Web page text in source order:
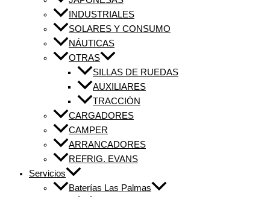
INDUSTRIALES
SOLARES Y CONSUMO
NÁUTICAS
OTRAS
SILLAS DE RUEDAS
AUXILIARES
TRACCIÓN
CARGADORES
CAMPER
ARRANCADORES
REFRIG. EVANS
Servicios
Baterías Las Palmas